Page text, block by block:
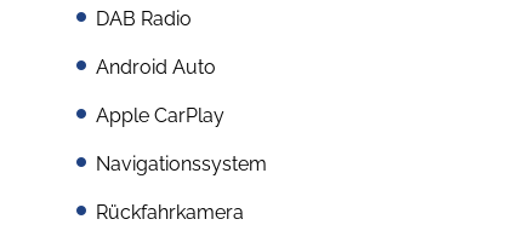
DAB Radio
Android Auto
Apple CarPlay
Navigationssystem
Rückfahrkamera